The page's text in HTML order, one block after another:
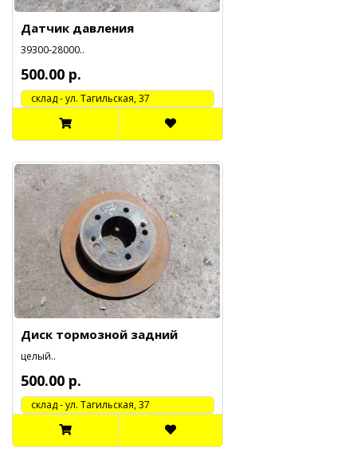
Датчик давления
39300-28000..
500.00 р.
cклад - ул. Тагильская, 37
Диск тормозной задний
целый..
500.00 р.
cклад - ул. Тагильская, 37